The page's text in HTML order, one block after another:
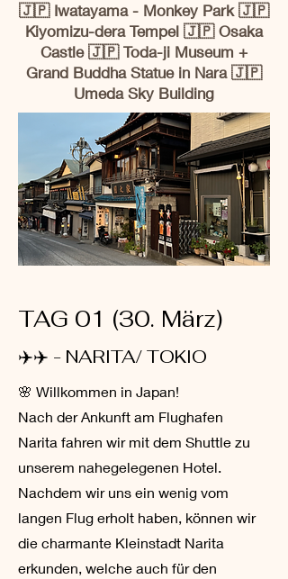
🇯🇵 Iwatayama - Monkey Park 🇯🇵
Kiyomizu-dera Tempel 🇯🇵 Osaka
Castle 🇯🇵 Toda-ji Museum +
Grand Buddha Statue in Nara 🇯🇵
Umeda Sky Building
TAG 01 (30. März)
✈️✈️ - NARITA/ TOKIO
🌸 Willkommen in Japan!
Nach der Ankunft am Flughafen
Narita fahren wir mit dem Shuttle zu
unserem nahegelegenen Hotel.
Nachdem wir uns ein wenig vom
langen Flug erholt haben, können wir
die charmante Kleinstadt Narita
erkunden, welche auch für den